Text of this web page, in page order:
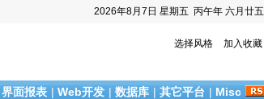
2026年8月7日 星期五 丙午年 六月廿五
选择风格 加入收藏
界面报表 | Web开发 | 数据库 | 其它平台 | Misc